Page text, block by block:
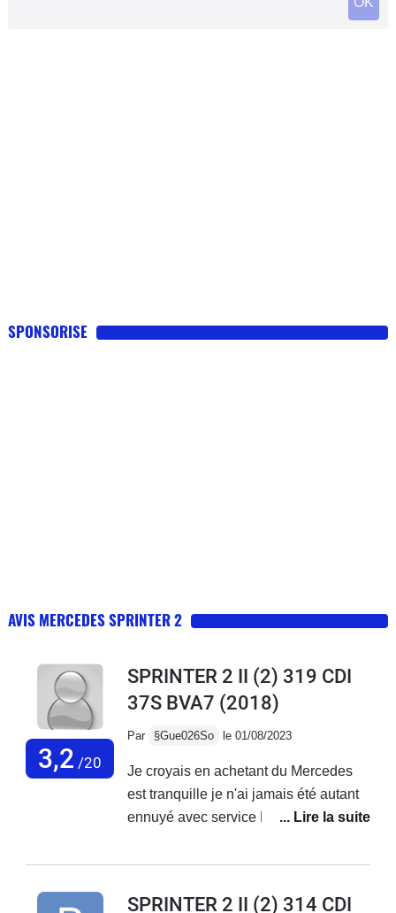
SPONSORISE
AVIS MERCEDES SPRINTER 2
3,2 /20
SPRINTER 2 II (2) 319 CDI
37S BVA7 (2018)
Par §Gue026So le 01/08/2023
Je croyais en achetant du Mercedes
est tranquille je n'ai jamais été autant
ennuyé avec service Mercedes France
je reste avec mes problèmes sur le
mois avec 20000 kmBatterie qui a
SPRINTER 2 II (2) 314 CDI